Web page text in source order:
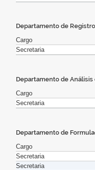
Departamento de
Cargo
Secretaria
Departamento de
Cargo
Secretaria
Departamento de
Cargo
Secretaria
Secretaria